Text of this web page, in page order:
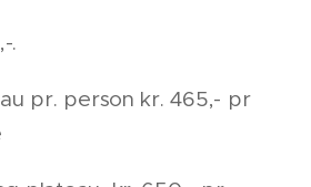
.
pr. person kr. 465,- pr